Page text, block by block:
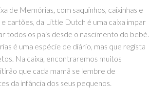
de Memórias, com saquinhos, caixinhas e
cartões, da Little Dutch é uma caixa impar
todos os pais desde o nascimento do bebé.
é uma espécie de diário, mas que regista
Na caixa, encontraremos muitos
que cada mamã se lembre de
da infância dos seus pequenos.